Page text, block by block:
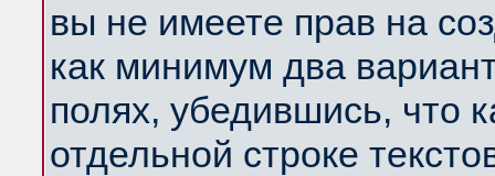
вы не имеете прав на
как минимум два
полях, убедившись, что
отдельной строке